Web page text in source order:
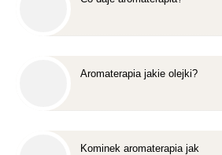
Aromaterapia jakie olejki?
Kominek aromaterapia jak